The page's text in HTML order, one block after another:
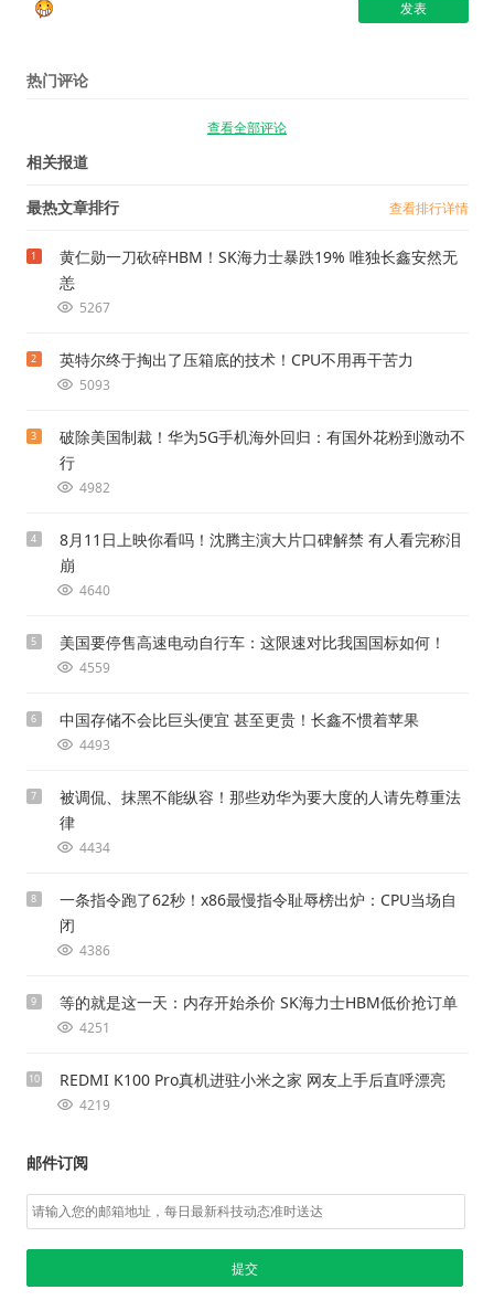
热门评论
查看全部评论
相关报道
最热文章排行 查看排行详情
1
黄仁勋一刀砍碎HBM！SK海力士暴跌19% 唯独长鑫安然无
恙
5267
2 英特尔终于掏出了压箱底的技术！CPU不用再干苦力
5093
3
破除美国制裁！华为5G手机海外回归：有国外花粉到激动不
行
4982
4
8月11日上映你看吗！沈腾主演大片口碑解禁 有人看完称泪
崩
4640
5 美国要停售高速电动自行车：这限速对比我国国标如何！
4559
6 中国存储不会比巨头便宜 甚至更贵！长鑫不惯着苹果
4493
7
被调侃、抹黑不能纵容！那些劝华为要大度的人请先尊重法
律
4434
8
一条指令跑了62秒！x86最慢指令耻辱榜出炉：CPU当场自
闭
4386
9 等的就是这一天：内存开始杀价 SK海力士HBM低价抢订单
4251
10 REDMI K100 Pro真机进驻小米之家 网友上手后直呼漂亮
4219
邮件订阅